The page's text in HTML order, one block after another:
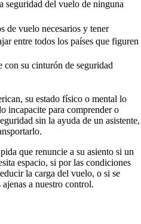
seguridad del vuelo de ninguna
de vuelo necesarios y tener
entre todos los países que figuren
con su cinturón de seguridad
su estado físico o mental lo
incapacite para comprender o
sin la ayuda de un asistente,
que renuncie a su asiento si un
espacio, si por las condiciones
la carga del vuelo, o si se
a nuestro control.